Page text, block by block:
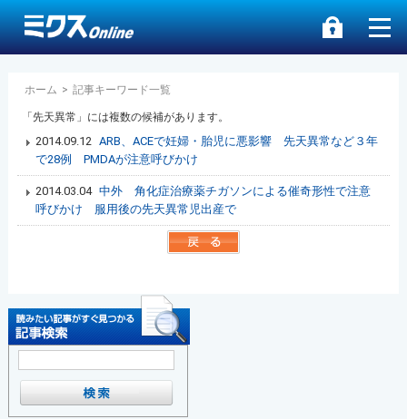
ホーム > 記事キーワード一覧
「先天異常」には複数の候補があります。
2014.09.12 ARB、ACEで妊婦・胎児に悪影響 先天異常など３年
で28例 PMDAが注意呼びかけ
2014.03.04 中外 角化症治療薬チガソンによる催奇形性で注意
呼びかけ 服用後の先天異常児出産で